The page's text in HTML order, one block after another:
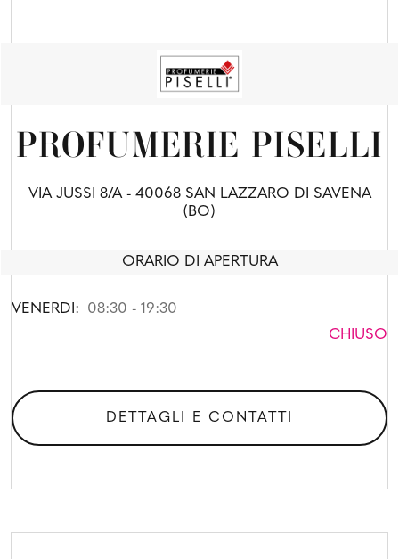
PROFUMERIE PISELLI
VIA JUSSI 8/A - 40068 SAN LAZZARO DI SAVENA
(BO)
ORARIO DI APERTURA
VENERDI:
08:30 - 19:30
CHIUSO
DETTAGLI E CONTATTI